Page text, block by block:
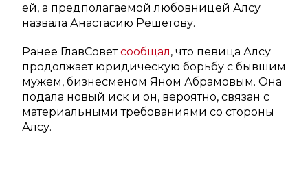
ей, а предполагаемой любовницей Алсу
назвала Анастасию Решетову.
Ранее ГлавСоветсообщал, что певица Алсу
продолжает юридическую борьбу с бывшим
мужем, бизнесменом Яном Абрамовым. Она
подала новый иск и он, вероятно, связан с
материальными требованиями со стороны
Алсу.